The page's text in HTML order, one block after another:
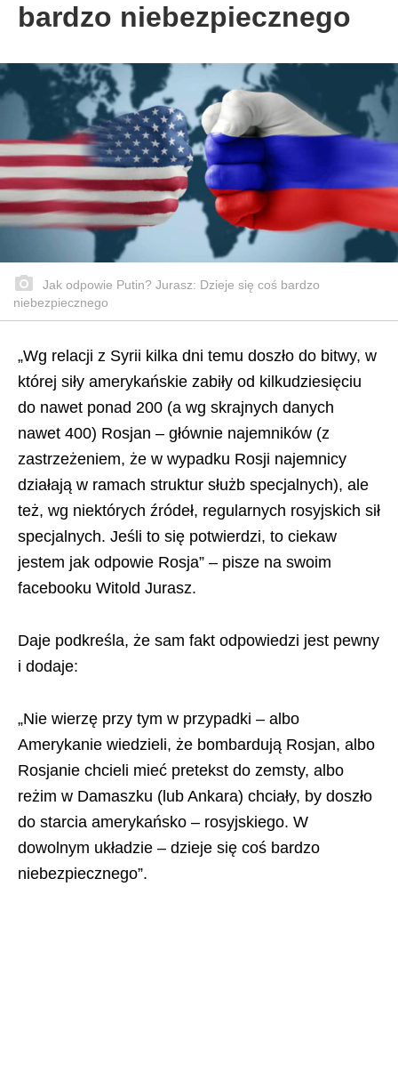
bardzo niebezpiecznego
Jak odpowie Putin? Jurasz: Dzieje się coś bardzo
niebezpiecznego
„Wg relacji z Syrii kilka dni temu doszło do bitwy, w
której siły amerykańskie zabiły od kilkudziesięciu
do nawet ponad 200 (a wg skrajnych danych
nawet 400) Rosjan – głównie najemników (z
zastrzeżeniem, że w wypadku Rosji najemnicy
działają w ramach struktur służb specjalnych), ale
też, wg niektórych źródeł, regularnych rosyjskich sił
specjalnych. Jeśli to się potwierdzi, to ciekaw
jestem jak odpowie Rosja” – pisze na swoim
facebooku Witold Jurasz.
Daje podkreśla, że sam fakt odpowiedzi jest pewny
i dodaje:
„Nie wierzę przy tym w przypadki – albo
Amerykanie wiedzieli, że bombardują Rosjan, albo
Rosjanie chcieli mieć pretekst do zemsty, albo
reżim w Damaszku (lub Ankara) chciały, by doszło
do starcia amerykańsko – rosyjskiego. W
dowolnym układzie – dzieje się coś bardzo
niebezpiecznego”.